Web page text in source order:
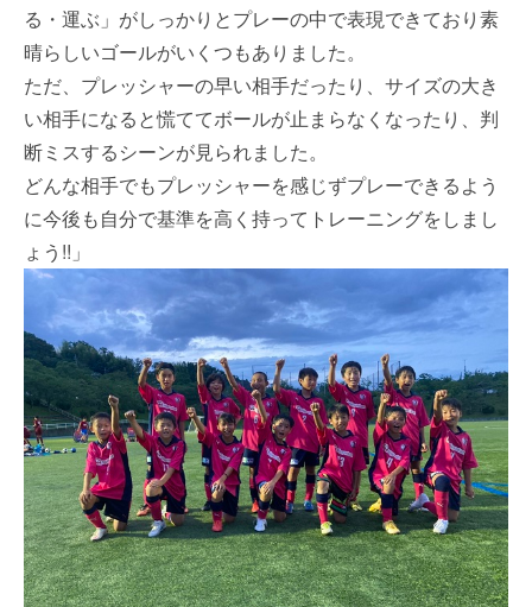
る・運ぶ」がしっかりとプレーの中で表現できており素
晴らしいゴールがいくつもありました。
ただ、プレッシャーの早い相手だったり、サイズの大き
い相手になると慌ててボールが止まらなくなったり、判
断ミスするシーンが見られました。
どんな相手でもプレッシャーを感じずプレーできるよう
に今後も自分で基準を高く持ってトレーニングをしまし
ょう!!」